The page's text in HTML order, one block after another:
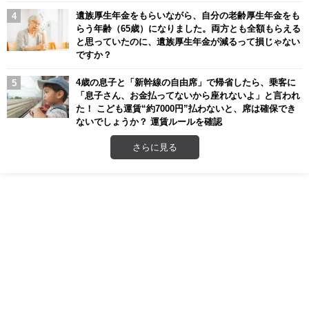
遺族厚生年金をもらいながら、自分の老齢厚生年金をも
らう年齢（65歳）になりました。両方とも全額もらえる
と思っていたのに、遺族厚生年金が減るって損じゃない
ですか？
4歳の息子と「新幹線の自由席」で帰省したら、乗客に
「息子さん、お金払ってないから座れないよ」と言われ
た！ こども運賃“約7000円”払わないと、席は確保でき
ないでしょうか？ 運賃ルールを確認
さらに見る